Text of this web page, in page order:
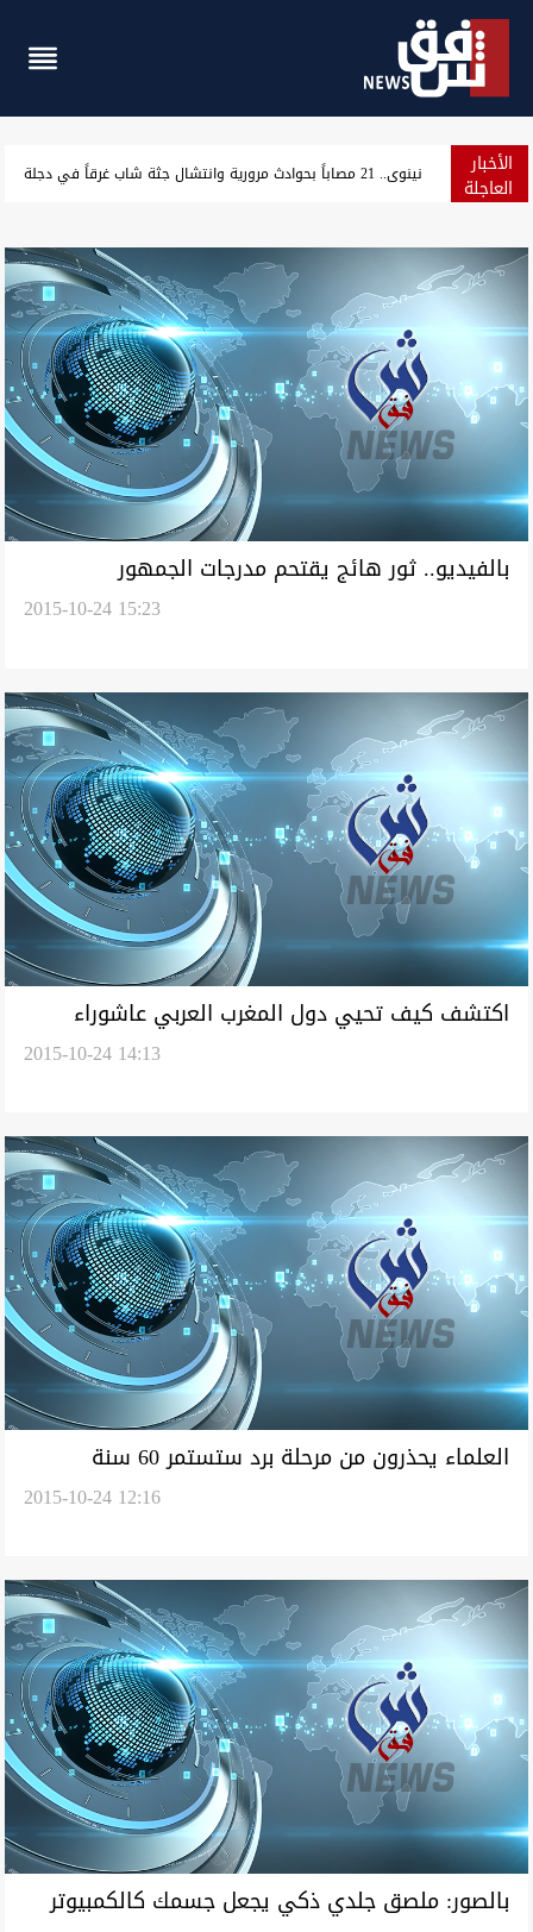
الأخبار
العاجلة حراك شمال البصرة يرفع 5 مطالب ويهدد بإغلاق الشوارع والحقول النفطية
بالفيديو.. ثور هائج يقتحم مدرجات الجمهور
2015-10-24 15:23
اكتشف كيف تحيي دول المغرب العربي عاشوراء
2015-10-24 14:13
العلماء يحذرون من مرحلة برد ستستمر 60 سنة
2015-10-24 12:16
بالصور: ملصق جلدي ذكي يجعل جسمك كالكمبيوتر